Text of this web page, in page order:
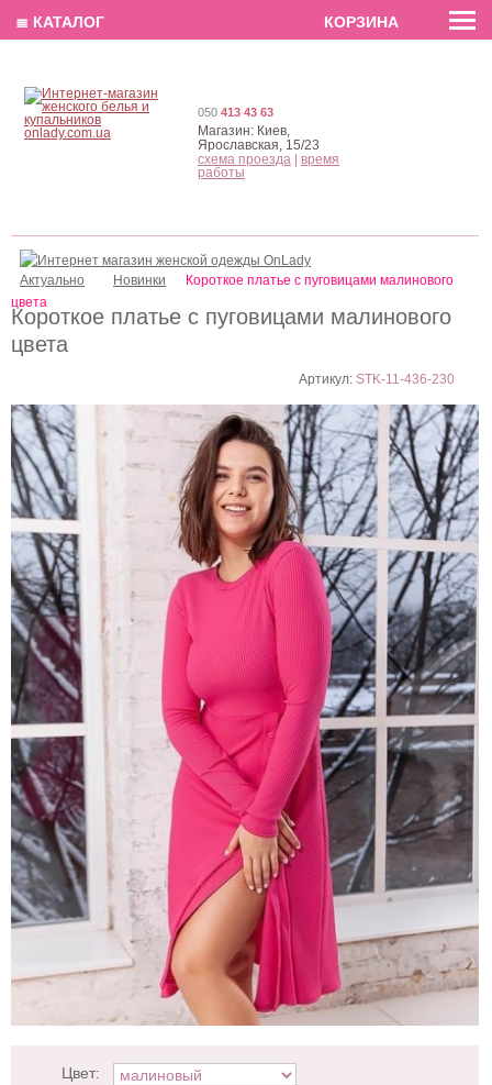
EN РУС
Короткое платье с пуговицами малинового
цвета
Артикул:STK-11-436-230
Цвет:
Актуально Новинки
Короткое платье с пуговицами малинового
цвета
050 413 43 63
Магазин: Киев,
Ярославская, 15/23
схема проезда
время
работы
≣ КАТАЛОГ КОРЗИНА